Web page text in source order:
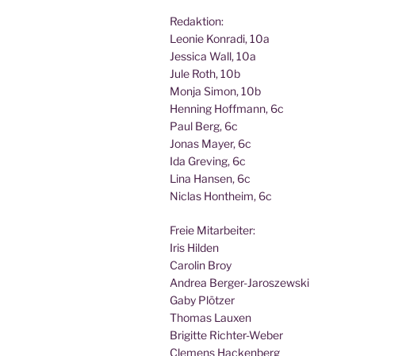
Redak­ti­on:
Leo­nie Kon­ra­di, 10a
Jes­si­ca Wall, 10a
Jule Roth, 10b
Mon­ja Simon, 10b
Hen­ning Hoff­mann, 6c
Paul Berg, 6c
Jonas May­er, 6c
Ida Gre­ving, 6c
Lina Han­sen, 6c
Nic­las Hont­heim, 6c
Freie Mit­ar­bei­ter:
Iris Hilden
Caro­lin Broy
Andrea Berger-Jaroszewski
Gaby Plötzer
Tho­mas Lauxen
Bri­git­te Richter-Weber
Cle­mens Hackenberg